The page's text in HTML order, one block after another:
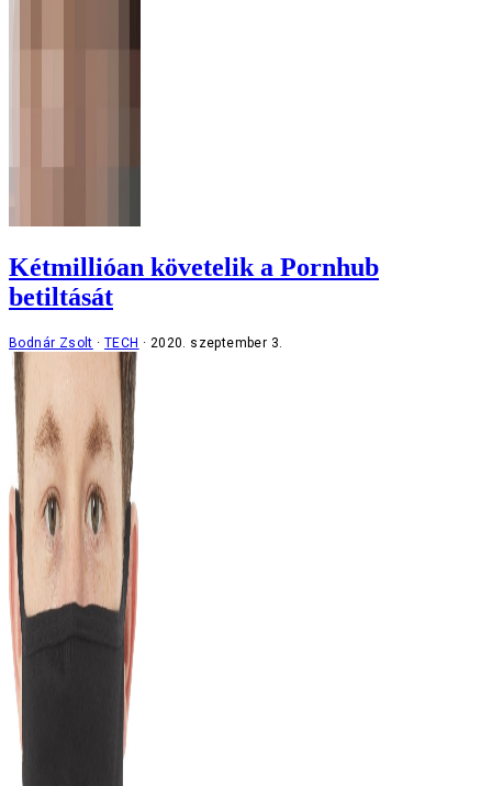
Kétmillióan követelik a Pornhub
betiltását
Bodnár Zsolt TECH 2020. szeptember 3.